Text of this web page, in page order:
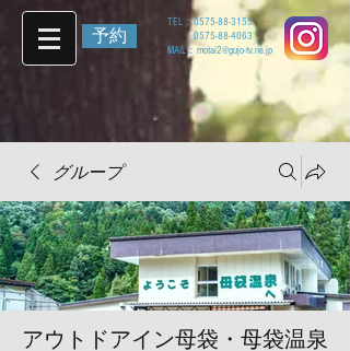
予約
TEL：0575-88-3155
0575-88-4063
MAIL： motai2@gujo-tv.ne.jp
グループ
アウトドアイン母袋・母袋温泉